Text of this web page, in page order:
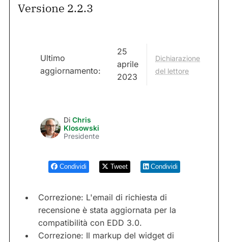
Versione 2.2.3
Ultimo
aggiornamento:
25
aprile
2023
Dichiarazione
del lettore
Di Chris
Klosowski
Presidente
Condividi Tweet Condividi
Correzione: L'email di richiesta di
recensione è stata aggiornata per la
compatibilità con EDD 3.0.
Correzione: Il markup del widget di